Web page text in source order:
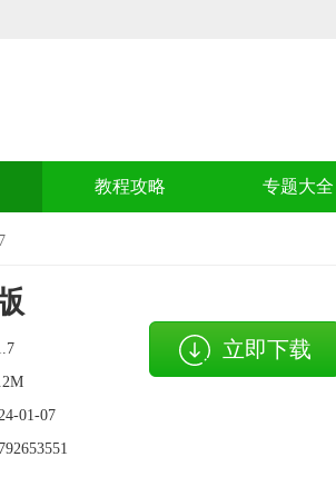
教程攻略 专题大全
01-07
立即下载